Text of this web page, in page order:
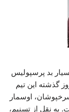
بد پرسپولیس
گذشته این تیم
اوسمار
به نقل از تسنیم،